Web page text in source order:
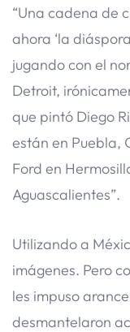
“Una cadena de
ahora ‘la
jugando con el
Detroit,
que pintó Diego
están en Puebla,
Ford en
Aguascalientes”.
Utilizando a
imágenes. Pero
les impuso
desmantelaron